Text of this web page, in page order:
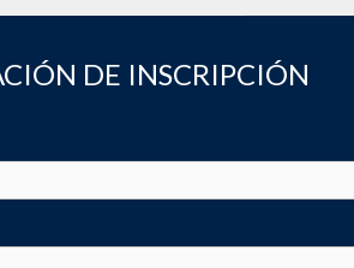
DE INSCRIPCIÓN